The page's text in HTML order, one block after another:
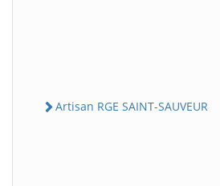
Artisan RGE SAINT-SAUVEUR